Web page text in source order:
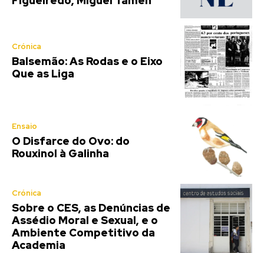
Crónica
Balsemão: As Rodas e o Eixo
Que as Liga
Ensaio
O Disfarce do Ovo: do
Rouxinol à Galinha
Crónica
Sobre o CES, as Denúncias de
Assédio Moral e Sexual, e o
Ambiente Competitivo da
Academia